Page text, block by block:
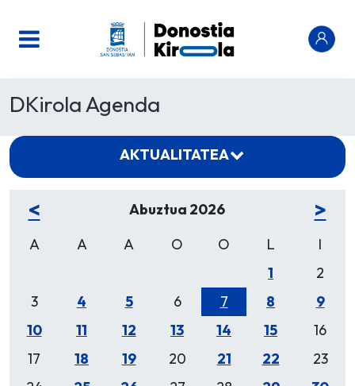
DKirola Agenda
AKTUALITATEA
< Abuztua 2026 >
A A A O O L
I
1
2
3
4 5 6 7 8
9
10
11 12 13 14 15
16
17
18 19 20 21 22
23